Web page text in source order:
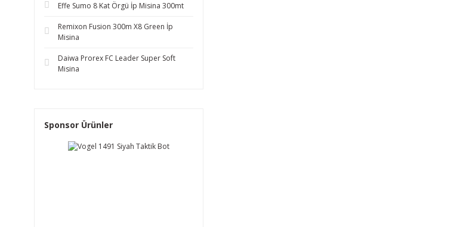
Effe Sumo 8 Kat Örgü İp Misina 300mt
Remixon Fusion 300m X8 Green İp
Misina
Daiwa Prorex FC Leader Super Soft
Misina
Sponsor Ürünler